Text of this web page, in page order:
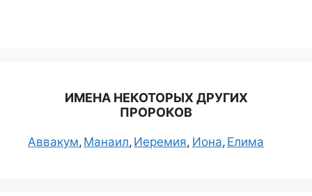
ИМЕНА НЕКОТОРЫХ ДРУГИХ
ПРОРОКОВ
Аввакум Манаил Иеремия Иона Елима